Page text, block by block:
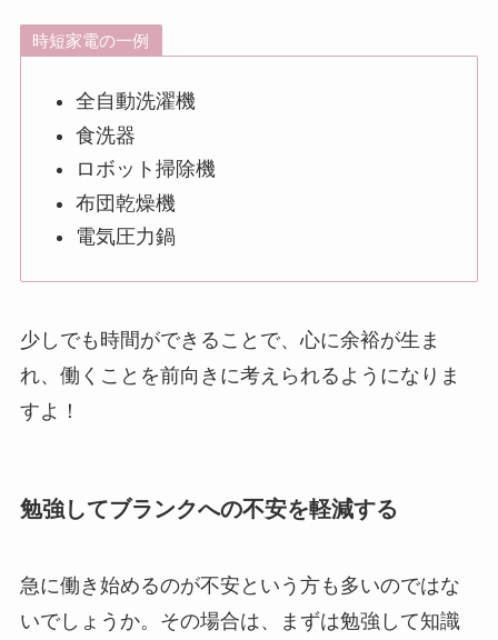
時短家電の一例
全自動洗濯機
食洗器
ロボット掃除機
布団乾燥機
電気圧力鍋
少しでも時間ができることで、心に余裕が生ま
れ、働くことを前向きに考えられるようになりま
すよ！
勉強してブランクへの不安を軽減する
急に働き始めるのが不安という方も多いのではな
いでしょうか。その場合は、まずは勉強して知識